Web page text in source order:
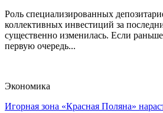
Роль специализированных
коллективных инвестиций за
существенно изменилась. Если
первую очередь...
Экономика
Игорная зона «Красная Поляна»